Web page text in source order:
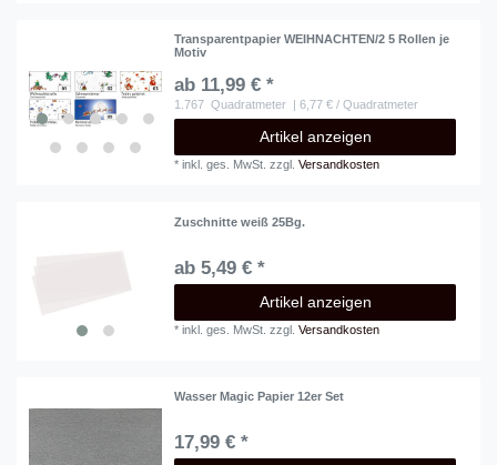
Transparentpapier WEIHNACHTEN/2 5 Rollen je
Motiv
ab 11,99 € *
1.767 Quadratmeter | 6,77 € / Quadratmeter
Artikel anzeigen
*inkl. ges. MwSt. zzgl.Versandkosten
Zuschnitte weiß 25Bg.
ab 5,49 € *
Artikel anzeigen
*inkl. ges. MwSt. zzgl.Versandkosten
Wasser Magic Papier 12er Set
17,99 € *